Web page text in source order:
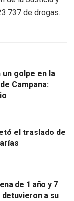
de drogas.
golpe en la
Campana:
el traslado de
de 1 año y 7
a su